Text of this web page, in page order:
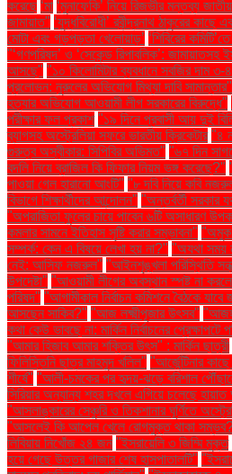
করেছে ‘মা ‘মুনাফেকি’ নিয়ে রিজভীর মন্তব্য
জামায়াত" ‘যুদ্ধবিরোধী’ রবীন্দ্রনাথ ঠাকুরের কাছে
মোটা এবং গড়পড়তা খেলোয়াড়’ ‘শিবিরের
"‘গণপরিষদ’ ও ‘সেকেন্ড রিপাবলিক’:
আসছে" "১০ কিলোমিটার ব্যবধানে সবজির দাম ৩-
প্রলোভন: নুরুলের অভিযোগ মিথ্যা দাবি সামান্তার"
হত্যার অভিযোগ আওয়ামী লীগ সরকারের বিরুদ্ধে"
পরীক্ষার ফল প্রকাশ "১৯ দিনে প্রবাসী আয় দুই
ব্যাগসহ অস্ট্রেলিয়া সফরে ভারতীয় ক্রিকেটার "৪
গুরুত্ব অস্বীকার: সিপিবির অভিমত" "৬৭ দিন
বদলি নিয়ে ব্রাজিল কি ফিফার নিয়ম ভঙ্গ করেছে?"
পাওয়া গেল হারানো আংটি" "৮ দবি নিয়ে কবি নজরুল
বিভাগে শিক্ষার্থীদের আন্দোলন" "অন্তর্বর্তী সরকার
"অপরাজিতা ফুলের চায়ে পাবেন ৬টি অসাধারণ
কমলার সামনে ইতিহাস সৃষ্টি করার সম্ভাবনা" "অমুক
সম্পর্ক: কেন এ বিষয়ে লেখা হয় না?" "অযথা সময়
নেই: আসিফ নজরুল" "আইনশৃঙ্খলা পরিস্থিতি
উপদেষ্টা" "আওয়ামী লীগের অবস্থান স্পষ্ট না
পরিষদ" "আগামীকাল নির্বাচন কমিশনে বৈঠকে যাবে
আসছেন সাকিব?" "আজ লক্ষ্মীপূজার উৎসব"
কথা কেউ ভাবছে না: মার্কিন নির্বাচনের প্রেক্ষাপটে
"আমার হিজাব আমার শক্তির উৎস" : মার্কিন ছাত্রী
ফিলিস্তিনি ছাত্র মাহমুদ খলিল" "আর্জেন্টিনার
শীর্ষে" "আলী-চমকের পর হৃদয়-ঝড়ে বরিশাল
সিরিয়ার অন্যান্য শহর দখলে এগিয়ে চলেছে
"আসলাঙ্কারের সেঞ্চুরি ও তিকশানার ঘূর্ণিতে
"আসলেই কি আপেল খেলে রোগমুক্ত থাকা
লিবিয়ায় নিখোঁজ ২৪ জন "ইসরায়েলি ৩ জিম্মি মুক্ত
হয়ে গেছে উত্তর গাজার শেষ হাসপাতালটি"